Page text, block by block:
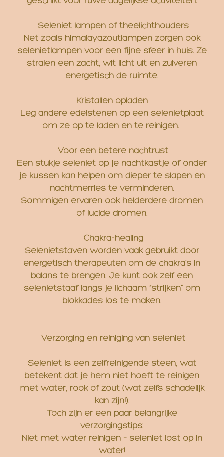
Seleniet lampen of theelichthouders
Net zoals himalayazoutlampen zorgen ook
selenietlampen voor een fijne sfeer in huis. Ze
stralen een zacht, wit licht uit en zuiveren
energetisch de ruimte.
Kristallen opladen
Leg andere edelstenen op een selenietplaat
om ze op te laden en te reinigen.
Voor een betere nachtrust
Een stukje seleniet op je nachtkastje of onder
je kussen kan helpen om dieper te slapen en
nachtmerries te verminderen.
Sommigen ervaren ook helderdere dromen
of lucide dromen.
Chakra-healing
Selenietstaven worden vaak gebruikt door
energetisch therapeuten om de chakra’s in
balans te brengen. Je kunt ook zelf een
selenietstaaf langs je lichaam “strijken” om
blokkades los te maken.
Verzorging en reiniging van seleniet
Seleniet is een zelfreinigende steen, wat
betekent dat je hem niet hoeft te reinigen
met water, rook of zout (wat zelfs schadelijk
kan zijn!).
Toch zijn er een paar belangrijke
verzorgingstips:
Niet met water reinigen – seleniet lost op in
water!